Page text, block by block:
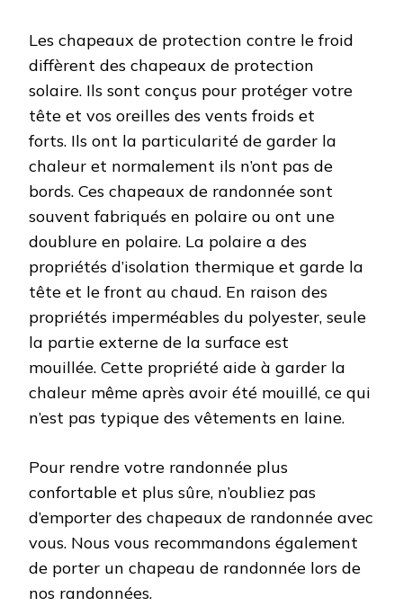
Les chapeaux de protection contre le froid
diffèrent des chapeaux de protection
solaire. Ils sont conçus pour protéger votre
tête et vos oreilles des vents froids et
forts. Ils ont la particularité de garder la
chaleur et normalement ils n’ont pas de
bords. Ces chapeaux de randonnée sont
souvent fabriqués en polaire ou ont une
doublure en polaire. La polaire a des
propriétés d’isolation thermique et garde la
tête et le front au chaud. En raison des
propriétés imperméables du polyester, seule
la partie externe de la surface est
mouillée. Cette propriété aide à garder la
chaleur même après avoir été mouillé, ce qui
n’est pas typique des vêtements en laine.
Pour rendre votre randonnée plus
confortable et plus sûre, n’oubliez pas
d’emporter des chapeaux de randonnée avec
vous. Nous vous recommandons également
de porter un chapeau de randonnée lors de
nos randonnées.